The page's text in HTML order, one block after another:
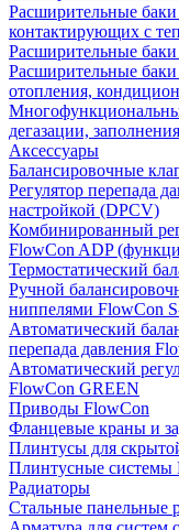
Расширительные
контактирующих с
Расширительные
Расширительные баки
отопления,
дегазации,
Аксессуары
Балансировочные
Регулятор перепада
настройкой (DPCV)
Комбинированный
FlowСon ADP
Термостатический
Ручной
ниппелями FlowСon
Автоматический
перепада давления
Автоматический
FlowСon GREEN
Приводы FlowCon
Фланцевые краны и
Плинтусы для
Плинтусные системы
Радиаторы
Стальные панельные